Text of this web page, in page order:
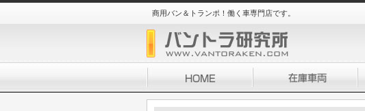
商用バン＆トランポ！働く車専門店です。